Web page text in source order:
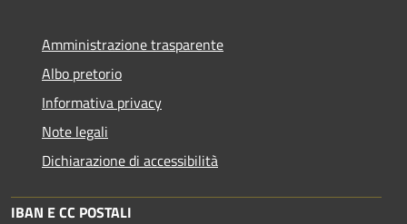
Amministrazione trasparente
Albo pretorio
Informativa privacy
Note legali
Dichiarazione di accessibilità
IBAN E CC POSTALI